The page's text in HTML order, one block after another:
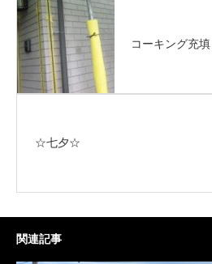
コーキング充填
☆七夕☆
関連記事